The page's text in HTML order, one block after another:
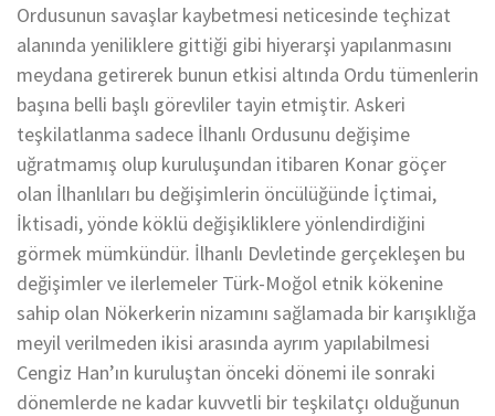
Ordusunun savaşlar kaybetmesi neticesinde teçhizat
alanında yeniliklere gittiği gibi hiyerarşi yapılanmasını
meydana getirerek bunun etkisi altında Ordu tümenlerin
başına belli başlı görevliler tayin etmiştir. Askeri
teşkilatlanma sadece İlhanlı Ordusunu değişime
uğratmamış olup kuruluşundan itibaren Konar göçer
olan İlhanlıları bu değişimlerin öncülüğünde İçtimai,
İktisadi, yönde köklü değişikliklere yönlendirdiğini
görmek mümkündür. İlhanlı Devletinde gerçekleşen bu
değişimler ve ilerlemeler Türk-Moğol etnik kökenine
sahip olan Nökerkerin nizamını sağlamada bir karışıklığa
meyil verilmeden ikisi arasında ayrım yapılabilmesi
Cengiz Han’ın kuruluştan önceki dönemi ile sonraki
dönemlerde ne kadar kuvvetli bir teşkilatçı olduğunun